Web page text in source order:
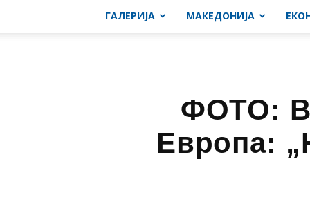
ГАЛЕРИЈА МАКЕДОНИЈА
ФОТО:
Европа: